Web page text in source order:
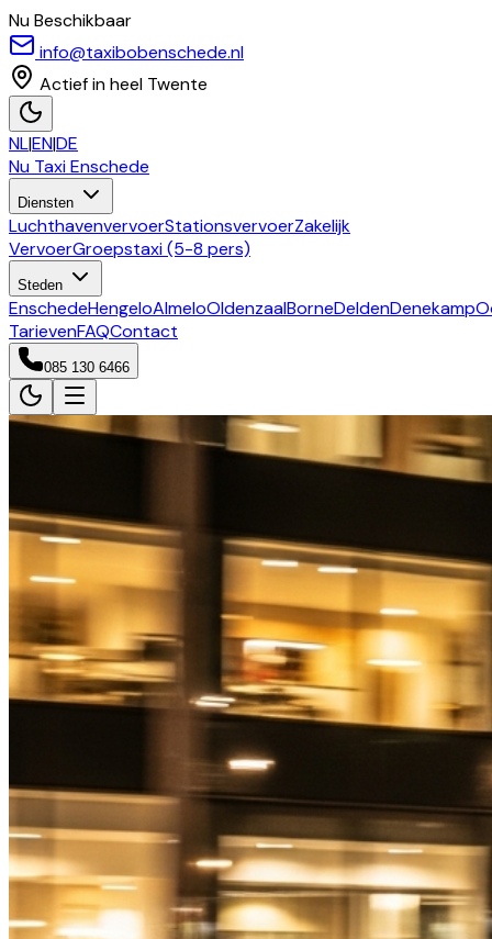
Nu Beschikbaar
info@taxibobenschede.nl
Actief in heel Twente
NL|EN|DE
Nu TaxiEnschede
Diensten
LuchthavenvervoerStationsvervoerZakelijk
VervoerGroepstaxi (5-8 pers)
Steden
EnschedeHengeloAlmeloOldenzaalBorneDeldenDenekamp
TarievenFAQContact
085 130 6466